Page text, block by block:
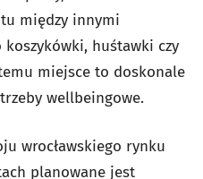
między innymi
huśtawki czy
miejsce to doskonale
wellbeingowe.
wrocławskiego rynku
planowane jest